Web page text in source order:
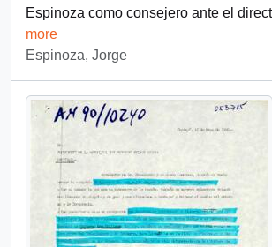
Espinoza como consejero ante el
more
Espinoza, Jorge